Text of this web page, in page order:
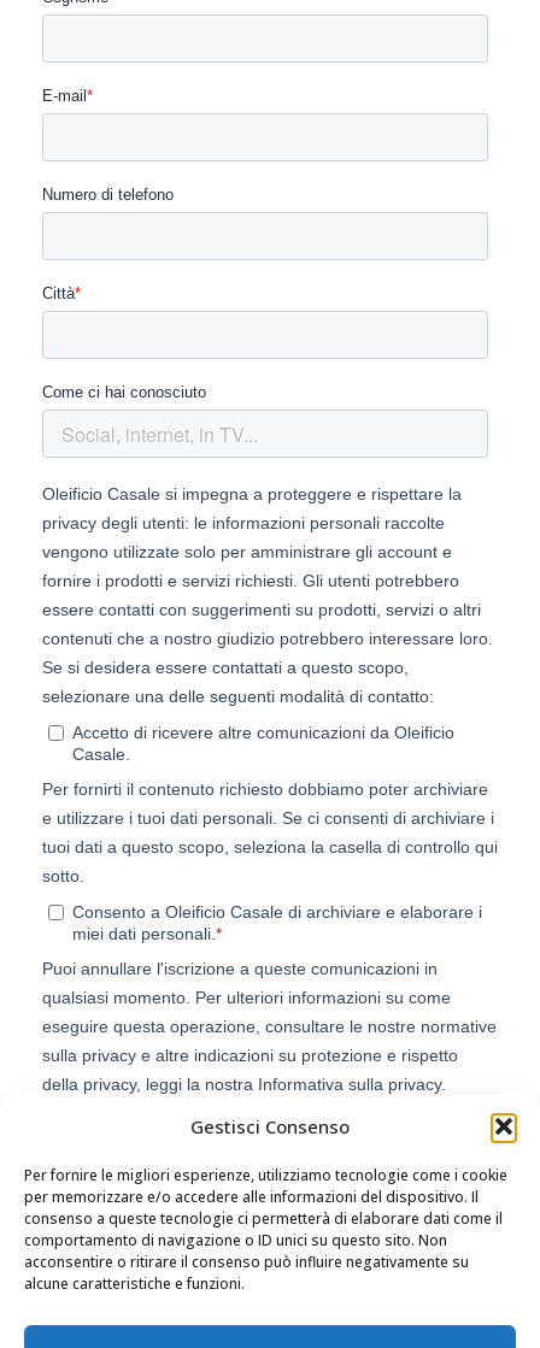
Gestisci Consenso
Per fornire le migliori esperienze, utilizziamo tecnologie come i cookie
per memorizzare e/o accedere alle informazioni del dispositivo. Il
consenso a queste tecnologie ci permetterà di elaborare dati come il
comportamento di navigazione o ID unici su questo sito. Non
acconsentire o ritirare il consenso può influire negativamente su
alcune caratteristiche e funzioni.